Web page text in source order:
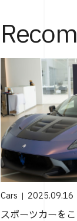
Cars 2025.09.16
スポーツカーを